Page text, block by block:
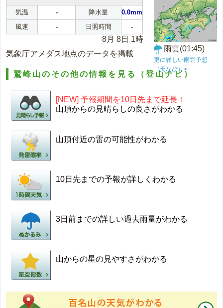
気温 - 降水量
0.0mm
風速
- 日照時間 -
8月 8日 1時
気象庁アメダス地点のデータを掲載
雨雲(01:45)
更に詳しい雨雲予想
（天なび）>
鷲峰山のその他の情報を見る（登山ナビ）
[NEW] 予報期間を10日先まで延長！
山頂からの見晴らしの良さがわかる
山頂付近の雷の可能性がわかる
10日先までの予報が詳しくわかる
3日前までの詳しい過去雨量がわかる
山からの星の見やすさがわかる